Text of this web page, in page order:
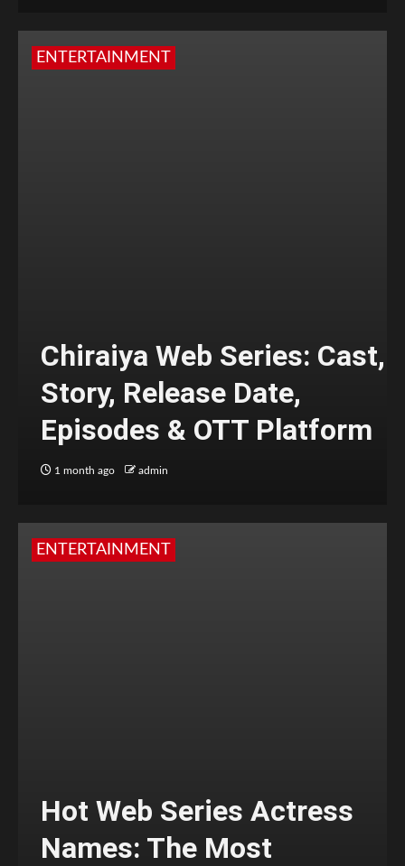
ENTERTAINMENT
Chiraiya Web Series: Cast,
Story, Release Date,
Episodes & OTT Platform
1 month ago admin
ENTERTAINMENT
Hot Web Series Actress
Names: The Most